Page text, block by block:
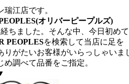
江店です。
オリバーピープルズ)
ちました。そんな中、今日初めて
PEOPLESを検索して当店に足を
りがたいお客様がいらっしゃいま
調べて品番をご指定。